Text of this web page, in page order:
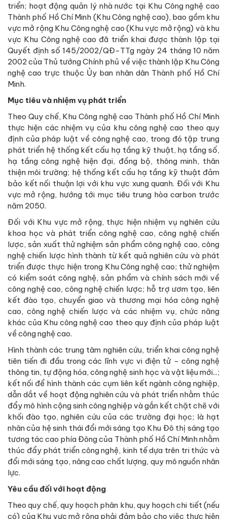
triển; hoạt động quản lý nhà nước tại Khu Công nghệ cao
Thành phố Hồ Chí Minh (Khu Công nghệ cao), bao gồm khu
vực mở rộng Khu Công nghệ cao (Khu vực mở rộng) và khu
vực Khu Công nghệ cao đã triển khai được thành lập tại
Quyết định số 145/2002/QĐ-TTg ngày 24 tháng 10 năm
2002 của Thủ tướng Chính phủ về việc thành lập Khu Công
nghệ cao trực thuộc Ủy ban nhân dân Thành phố Hồ Chí
Minh.
Mục tiêu và nhiệm vụ phát triển
Theo Quy chế, Khu Công nghệ cao Thành phố Hồ Chí Minh
thực hiện các nhiệm vụ của khu công nghệ cao theo quy
định của pháp luật về công nghệ cao, trong đó tập trung
phát triển hệ thống kết cấu hạ tầng kỹ thuật, hạ tầng số,
hạ tầng công nghệ hiện đại, đồng bộ, thông minh, thân
thiện môi trường; hệ thống kết cấu hạ tầng kỹ thuật đảm
bảo kết nối thuận lợi với khu vực xung quanh. Đối với Khu
vực mở rộng, hướng tới mục tiêu trung hòa carbon trước
năm 2050.
Đối với Khu vực mở rộng, thực hiện nhiệm vụ nghiên cứu
khoa học và phát triển công nghệ cao, công nghệ chiến
lược, sản xuất thử nghiệm sản phẩm công nghệ cao, công
nghệ chiến lược hình thành từ kết quả nghiên cứu và phát
triển được thực hiện trong Khu Công nghệ cao; thử nghiệm
có kiểm soát công nghệ, sản phẩm và chính sách mới về
công nghệ cao, công nghệ chiến lược; hỗ trợ ươm tạo, liên
kết đào tạo, chuyển giao và thương mại hóa công nghệ
cao, công nghệ chiến lược và các nhiệm vụ, chức năng
khác của Khu công nghệ cao theo quy định của pháp luật
về công nghệ cao.
Hình thành các trung tâm nghiên cứu, triển khai công nghệ
tiên tiến đi đầu trong các lĩnh vực vi điện tử - công nghệ
thông tin, tự động hóa, công nghệ sinh học và vật liệu mới...;
kết nối để hình thành các cụm liên kết ngành công nghiệp,
dẫn dắt về hoạt động nghiên cứu và phát triển nhằm thúc
đẩy mô hình cộng sinh công nghiệp và gắn kết chặt chẽ với
khối đào tạo, nghiên cứu của các trường đại học; là hạt
nhân của hệ sinh thái đổi mới sáng tạo Khu Đô thị sáng tạo
tương tác cao phía Đông của Thành phố Hồ Chí Minh nhằm
thúc đẩy phát triển công nghệ, kinh tế dựa trên tri thức và
đổi mới sáng tạo, nâng cao chất lượng, quy mô nguồn nhân
lực.
Yêu cầu đối với hoạt động
Theo quy chế, quy hoạch phân khu, quy hoạch chi tiết (nếu
có) của Khu vực mở rộng phải đảm bảo cho việc thực hiện